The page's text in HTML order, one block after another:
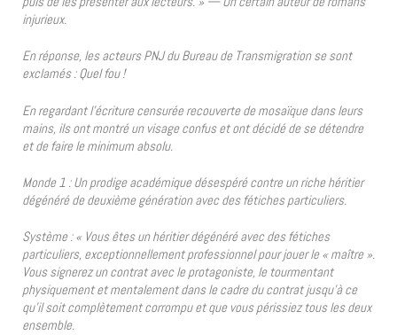
injurieux.
En réponse, les acteurs PNJ du Bureau de Transmigration se sont
exclamés : Quel fou !
En regardant l’écriture censurée recouverte de mosaïque dans leurs
mains, ils ont montré un visage confus et ont décidé de se détendre
et de faire le minimum absolu.
Monde 1 : Un prodige académique désespéré contre un riche héritier
dégénéré de deuxième génération avec des fétiches particuliers.
Système : « Vous êtes un héritier dégénéré avec des fétiches
particuliers, exceptionnellement professionnel pour jouer le « maître ».
Vous signerez un contrat avec le protagoniste, le tourmentant
physiquement et mentalement dans le cadre du contrat jusqu’à ce
qu’il soit complètement corrompu et que vous périssiez tous les deux
ensemble.